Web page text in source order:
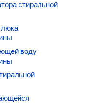
стиральной
воду